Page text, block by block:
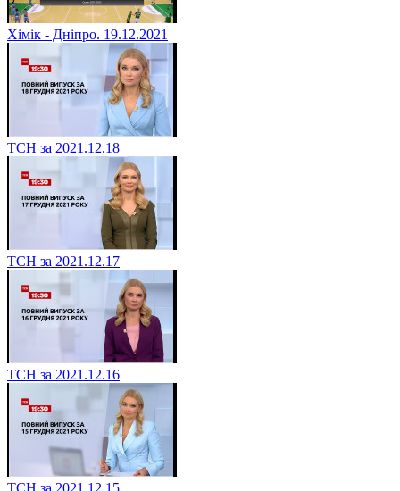
Хімік - Дніпро. 19.12.2021
ТСН за 2021.12.18
ТСН за 2021.12.17
ТСН за 2021.12.16
ТСН за 2021.12.15